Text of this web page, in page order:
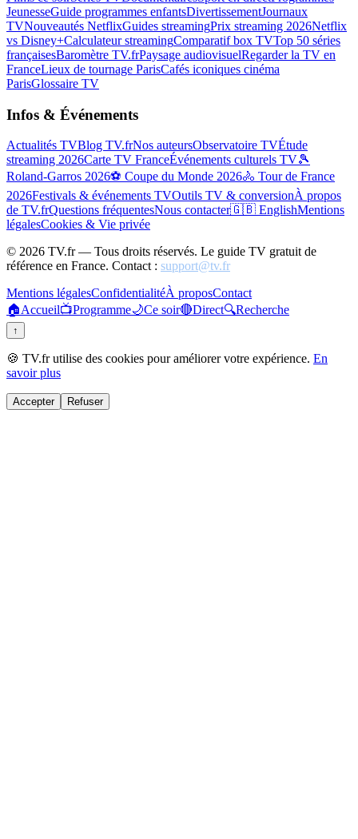
JeunesseGuide programmes enfantsDivertissementJournaux
TVNouveautés NetflixGuides streamingPrix streaming 2026Netflix
vs Disney+Calculateur streamingComparatif box TVTop 50 séries
françaisesBaromètre TV.frPaysage audiovisuelRegarder la TV en
FranceLieux de tournage ParisCafés iconiques cinéma
ParisGlossaire TV
Infos & Événements
Actualités TVBlog TV.frNos auteursObservatoire TVÉtude
streaming 2026Carte TV FranceÉvénements culturels TV🎾
Roland-Garros 2026⚽ Coupe du Monde 2026🚴 Tour de France
2026Festivals & événements TVOutils TV & conversionÀ propos
de TV.frQuestions fréquentesNous contacter🇬🇧 EnglishMentions
légalesCookies & Vie privée
© 2026 TV.fr — Tous droits réservés. Le guide TV gratuit de
référence en France. Contact : support@tv.fr
Mentions légalesConfidentialitéÀ proposContact
🏠Accueil📺Programme🌙Ce soir🔴Direct🔍Recherche
↑
🍪 TV.fr utilise des cookies pour améliorer votre expérience. En
savoir plus
Accepter Refuser